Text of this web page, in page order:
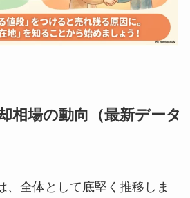
相場の動向（最新データ
、全体として底堅く推移しま